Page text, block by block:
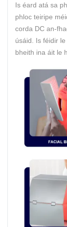
Is éard atá sa
phloc teiripe
corda DC an-
úsáid. Is féidir
bheith ina áit le